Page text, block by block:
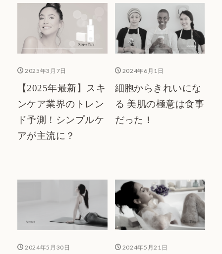
2025年3月7日
【2025年最新】スキ
ンケア業界のトレン
ド予測！シンプルケ
アが主流に？
2024年6月1日
細胞からきれいにな
る 美肌の極意は食事
だった！
2024年5月30日 2024年5月21日